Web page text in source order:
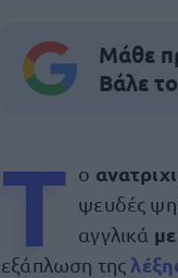
Μάθε
Βάλε
Τ ο
ψευδές
αγγλικά
εξάπλωση της